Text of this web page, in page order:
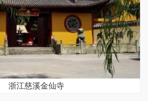
浙江慈溪金仙寺